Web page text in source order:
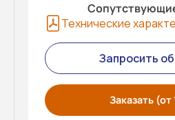
Технические
Запросить
Заказать (от